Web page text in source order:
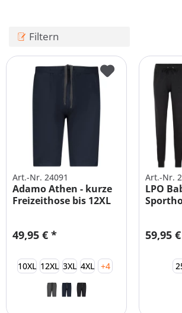
Filtern
Art.-Nr. 24091
Adamo Athen - kurze
Freizeithose bis 12XL
49,95 € *
10XL 12XL 3XL 4XL +4
Art.-Nr.
LPO
59,95